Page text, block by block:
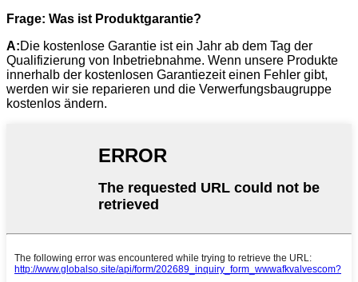
Frage: Was ist Produktgarantie?
A:Die kostenlose Garantie ist ein Jahr ab dem Tag der
Qualifizierung von Inbetriebnahme. Wenn unsere Produkte
innerhalb der kostenlosen Garantiezeit einen Fehler gibt,
werden wir sie reparieren und die Verwerfungsbaugruppe
kostenlos ändern.